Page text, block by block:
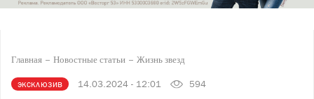
Главная Новостные статьи Жизнь звезд
эксклюзив 14.03.2024 - 12:01 594